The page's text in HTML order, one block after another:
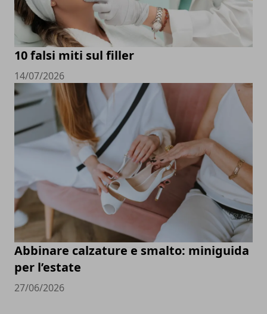
10 falsi miti sul filler
14/07/2026
Abbinare calzature e smalto: miniguida
per l’estate
27/06/2026